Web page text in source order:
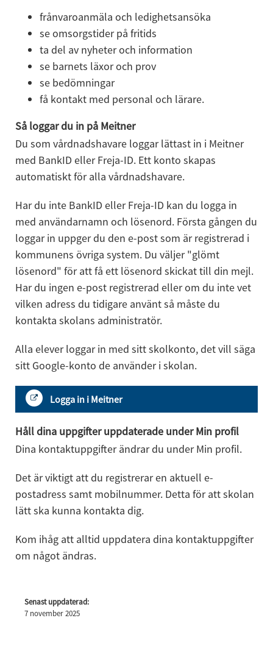
frånvaroanmäla och ledighetsansöka
se omsorgstider på fritids
ta del av nyheter och information
se barnets läxor och prov
se bedömningar
få kontakt med personal och lärare.
Så loggar du in på Meitner
Du som vårdnadshavare loggar lättast in i Meitner
med BankID eller Freja-ID. Ett konto skapas
automatiskt för alla vårdnadshavare.
Har du inte BankID eller Freja-ID kan du logga in
med användarnamn och lösenord. Första gången du
loggar in uppger du den e-post som är registrerad i
kommunens övriga system. Du väljer "glömt
lösenord" för att få ett lösenord skickat till din mejl.
Har du ingen e-post registrerad eller om du inte vet
vilken adress du tidigare använt så måste du
kontakta skolans administratör.
Alla elever loggar in med sitt skolkonto, det vill säga
sitt Google-konto de använder i skolan.
Logga in i Meitner
Håll dina uppgifter uppdaterade under Min profil
Dina kontaktuppgifter ändrar du under Min profil.
Det är viktigt att du registrerar en aktuell e-
postadress samt mobilnummer. Detta för att skolan
lätt ska kunna kontakta dig.
Kom ihåg att alltid uppdatera dina kontaktuppgifter
om något ändras.
Senast uppdaterad:
7 november 2025